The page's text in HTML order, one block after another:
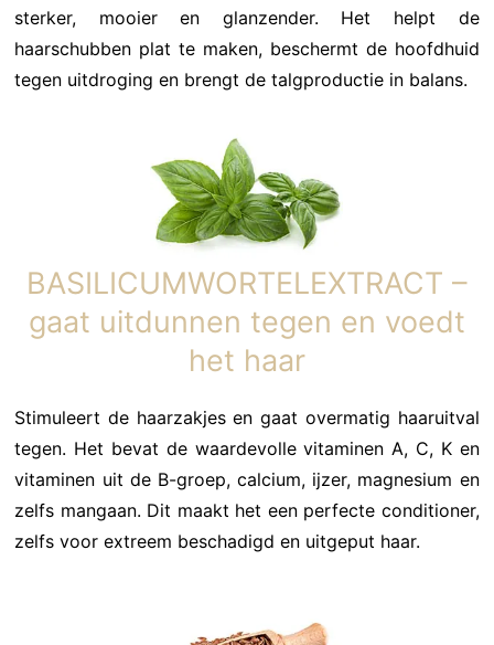
sterker, mooier en glanzender. Het helpt de
haarschubben plat te maken, beschermt de hoofdhuid
tegen uitdroging en brengt de talgproductie in balans.
BASILICUMWORTELEXTRACT –
gaat uitdunnen tegen en voedt
het haar
Stimuleert de haarzakjes en gaat overmatig haaruitval
tegen. Het bevat de waardevolle vitaminen A, C, K en
vitaminen uit de B-groep, calcium, ijzer, magnesium en
zelfs mangaan. Dit maakt het een perfecte conditioner,
zelfs voor extreem beschadigd en uitgeput haar.